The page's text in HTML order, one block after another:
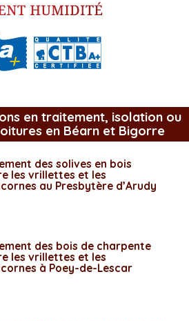
en traitement, isolation ou
en Béarn et Bigorre
des solives en bois
les vrillettes et les
au Presbytère d’Arudy
des bois de charpente
les vrillettes et les
à Poey-de-Lescar